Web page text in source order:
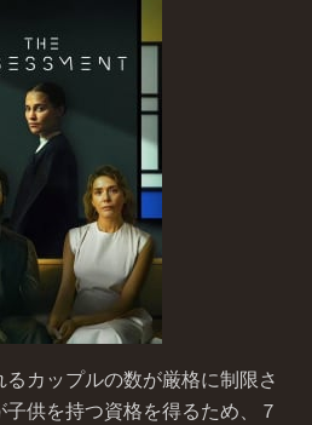
カップルの数が厳格に制限さ
供を持つ資格を得るため、７